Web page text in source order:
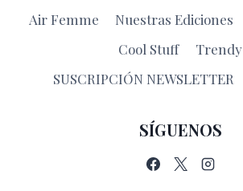
Air Femme Nuestras Ediciones
Cool Stuff
Trendy
SUSCRIPCIÓN NEWSLETTER
SÍGUENOS